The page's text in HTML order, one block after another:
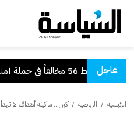
عاجل
في حملة أمنية مشتركة بالتعاون مع "القوى العاملة"
الرئيسية / الرياضية /كين... ماكينة أهداف لا تهدأ